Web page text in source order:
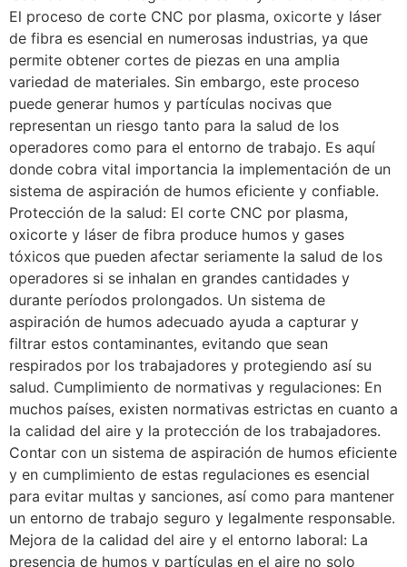
El proceso de corte CNC por plasma, oxicorte y láser
de fibra es esencial en numerosas industrias, ya que
permite obtener cortes de piezas en una amplia
variedad de materiales. Sin embargo, este proceso
puede generar humos y partículas nocivas que
representan un riesgo tanto para la salud de los
operadores como para el entorno de trabajo. Es aquí
donde cobra vital importancia la implementación de un
sistema de aspiración de humos eficiente y confiable.
Protección de la salud: El corte CNC por plasma,
oxicorte y láser de fibra produce humos y gases
tóxicos que pueden afectar seriamente la salud de los
operadores si se inhalan en grandes cantidades y
durante períodos prolongados. Un sistema de
aspiración de humos adecuado ayuda a capturar y
filtrar estos contaminantes, evitando que sean
respirados por los trabajadores y protegiendo así su
salud. Cumplimiento de normativas y regulaciones: En
muchos países, existen normativas estrictas en cuanto a
la calidad del aire y la protección de los trabajadores.
Contar con un sistema de aspiración de humos eficiente
y en cumplimiento de estas regulaciones es esencial
para evitar multas y sanciones, así como para mantener
un entorno de trabajo seguro y legalmente responsable.
Mejora de la calidad del aire y el entorno laboral: La
presencia de humos y partículas en el aire no solo